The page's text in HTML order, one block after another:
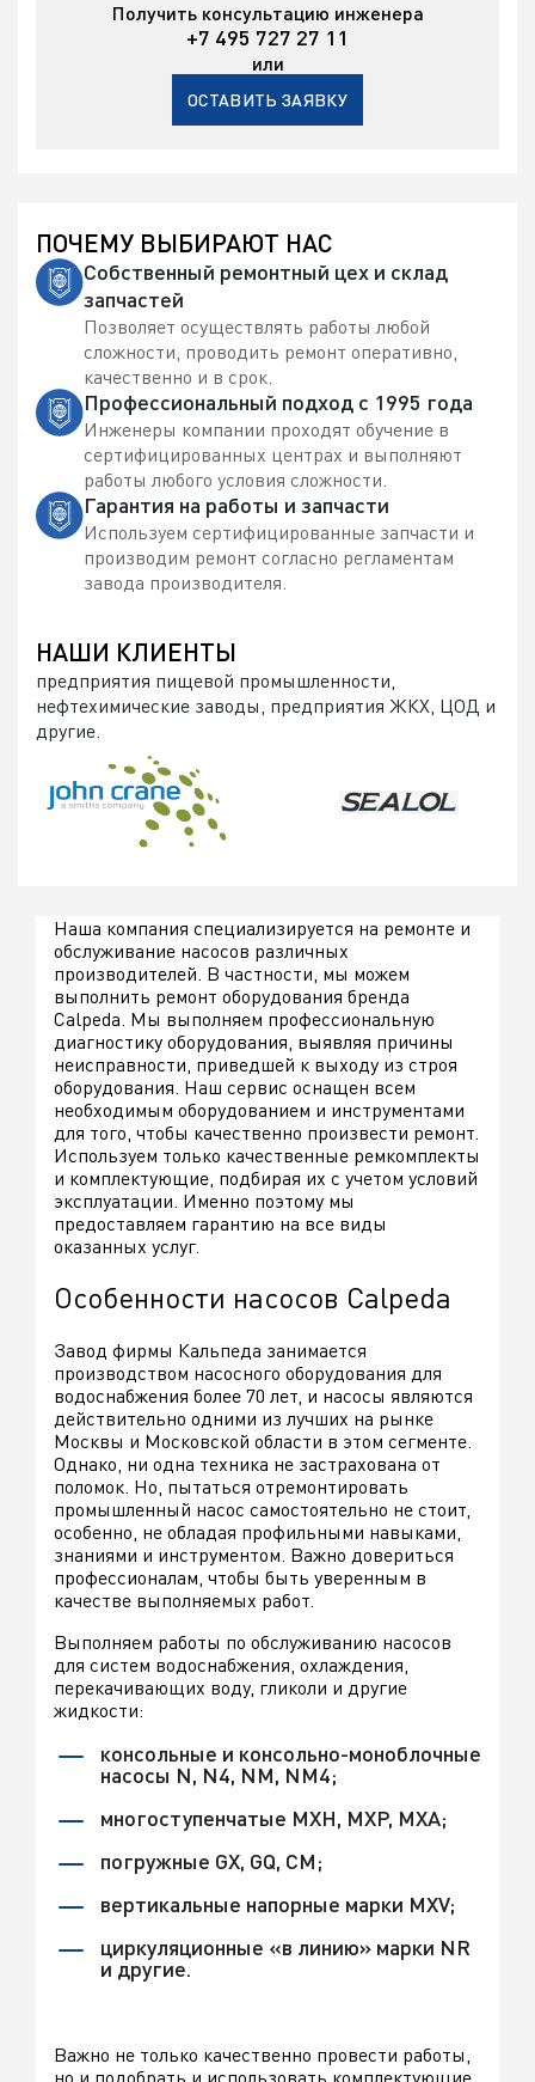
Получить консультацию инженера
+7 495 727 27 11
или
ОСТАВИТЬ ЗАЯВКУ
ПОЧЕМУ ВЫБИРАЮТ НАС
Собственный ремонтный цех и склад
запчастей
Позволяет осуществлять работы любой
сложности, проводить ремонт оперативно,
качественно и в срок.
Профессиональный подход с 1995 года
Инженеры компании проходят обучение в
сертифицированных центрах и выполняют
работы любого условия сложности.
Гарантия на работы и запчасти
Используем сертифицированные запчасти и
производим ремонт согласно регламентам
завода производителя.
НАШИ КЛИЕНТЫ
предприятия пищевой промышленности,
нефтехимические заводы, предприятия ЖКХ, ЦОД и
другие.
Наша компания специализируется на ремонте и
обслуживание насосов различных
производителей. В частности, мы можем
выполнить ремонт оборудования бренда
Calpeda. Мы выполняем профессиональную
диагностику оборудования, выявляя причины
неисправности, приведшей к выходу из строя
оборудования. Наш сервис оснащен всем
необходимым оборудованием и инструментами
для того, чтобы качественно произвести ремонт.
Используем только качественные ремкомплекты
и комплектующие, подбирая их с учетом условий
эксплуатации. Именно поэтому мы
предоставляем гарантию на все виды
оказанных услуг.
Особенности насосов Calpeda
Завод фирмы Кальпеда занимается
производством насосного оборудования для
водоснабжения более 70 лет, и насосы являются
действительно одними из лучших на рынке
Москвы и Московской области в этом сегменте.
Однако, ни одна техника не застрахована от
поломок. Но, пытаться отремонтировать
промышленный насос самостоятельно не стоит,
особенно, не обладая профильными навыками,
знаниями и инструментом. Важно довериться
профессионалам, чтобы быть уверенным в
качестве выполняемых работ.
Выполняем работы по обслуживанию насосов
для систем водоснабжения, охлаждения,
перекачивающих воду, гликоли и другие
жидкости:
консольные и консольно-моноблочные
насосы N, N4, NM, NM4;
многоступенчатые MXH, MXP, MXA;
погружные GX, GQ, CM;
вертикальные напорные марки MXV;
циркуляционные «в линию» марки NR
и другие.
Важно не только качественно провести работы,
но и подобрать и использовать комплектующие